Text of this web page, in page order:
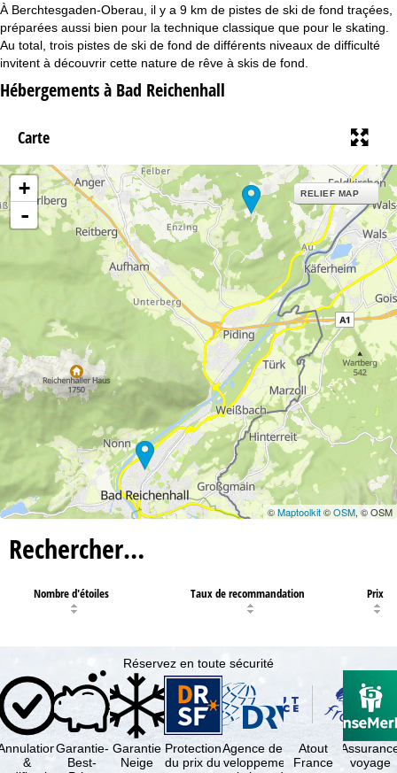
u
e
i
l
À Berchtesgaden-Oberau, il y a 9 km de pistes de ski de fond traçées,
préparées aussi bien pour la technique classique que pour le skating.
Au total, trois pistes de ski de fond de différents niveaux de difficulté
invitent à découvrir cette nature de rêve à skis de fond.
Hébergements à Bad Reichenhall
Carte
+
-
RELIEF MAP
©Maptoolkit©OSM, © OSM
Rechercher…
Nombre d'étoiles Taux de recommandation Prix
Réservez en toute sécurité
&
Garantie-
Best-
Garantie
Neige
Protection
du prix du
Agence de
développement
Atout
France
voyage